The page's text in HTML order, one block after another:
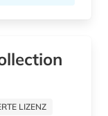
LIZENZ